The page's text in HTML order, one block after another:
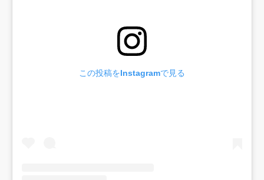
この投稿をInstagramで見る